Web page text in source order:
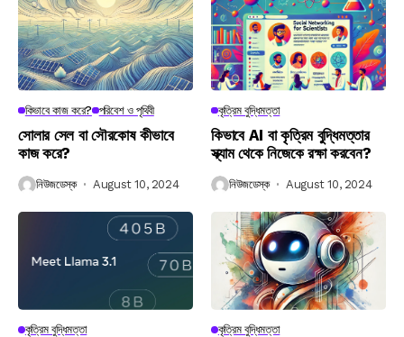
কিভাবে কাজ করে? পরিবেশ ও পৃথিবী
সোলার সেল বা সৌরকোষ কীভাবে
কাজ করে?
নিউজডেস্ক August 10, 2024
কৃত্রিম বুদ্ধিমত্তা
কিভাবে AI বা কৃত্রিম বুদ্ধিমত্তার
স্ক্যাম থেকে নিজেকে রক্ষা করবেন?
নিউজডেস্ক August 10, 2024
কৃত্রিম বুদ্ধিমত্তা কৃত্রিম বুদ্ধিমত্তা